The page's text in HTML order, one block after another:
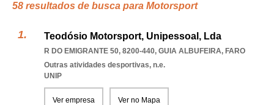
58 resultados de busca para Motorsport
Teodósio Motorsport, Unipessoal, Lda
R DO EMIGRANTE 50, 8200-440, GUIA ALBUFEIRA, FARO
Outras atividades desportivas, n.e.
UNIP
Ver empresa Ver no Mapa